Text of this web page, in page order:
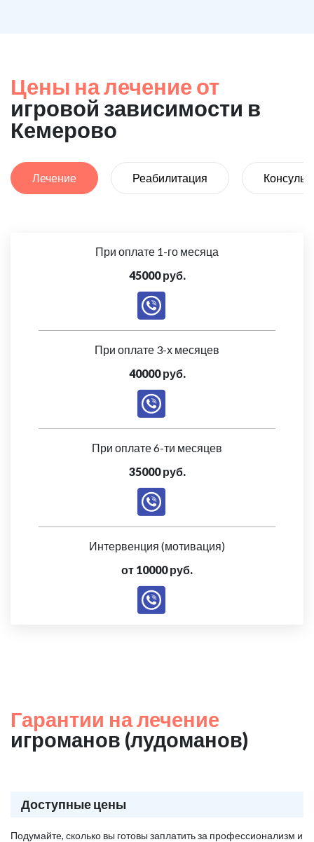
Цены на лечение от
игровой зависимости в
Кемерово
Лечение Реабилитация
При оплате 1-го месяца
45000 руб.
При оплате 3-х месяцев
40000 руб.
При оплате 6-ти месяцев
35000 руб.
Интервенция (мотивация)
от 10000 руб.
Гарантии на лечение
игроманов (лудоманов)
Доступные цены
Подумайте, сколько вы готовы заплатить за профессионализм и